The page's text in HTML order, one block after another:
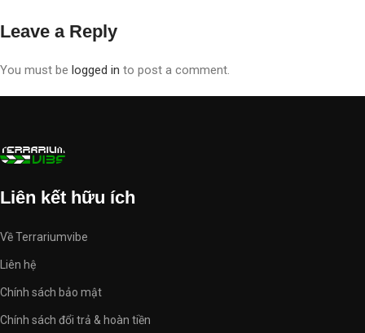
Leave a Reply
You must be logged in to post a comment.
Liên kết hữu ích
Về Terrariumvibe
Liên hệ
Chính sách bảo mật
Chính sách đổi trả & hoàn tiền